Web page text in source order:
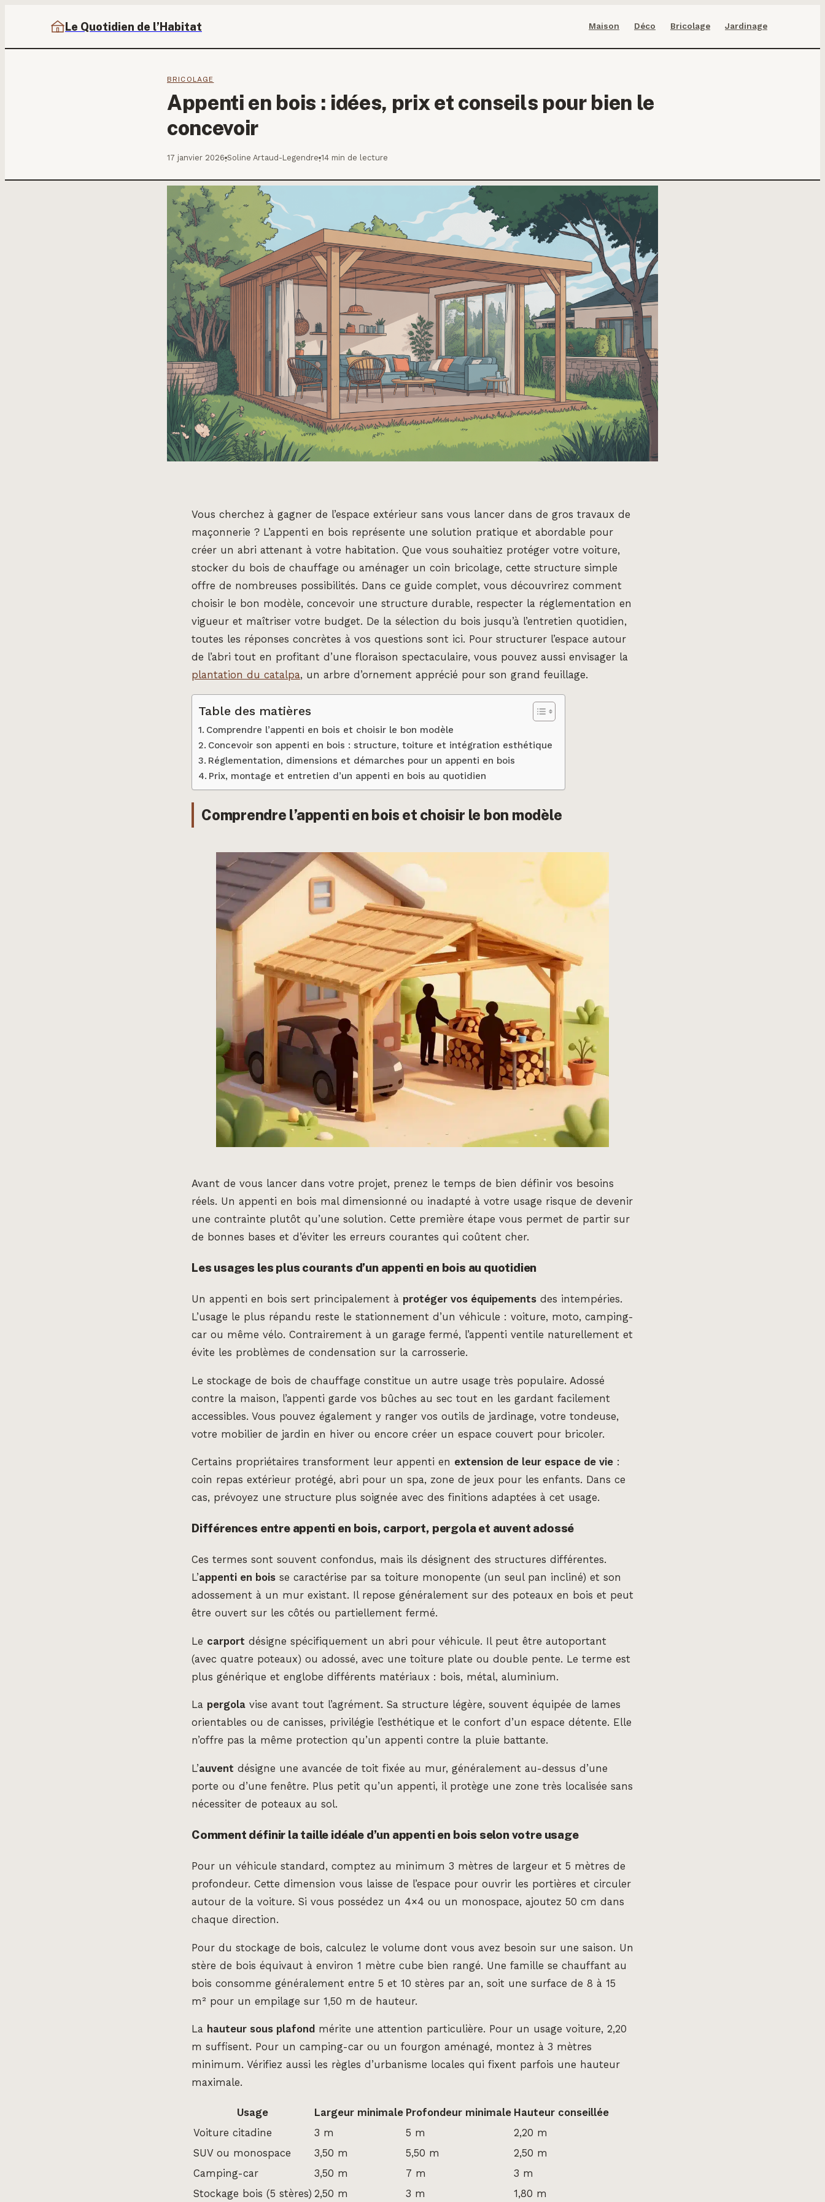
Le Quotidien de l’Habitat Maison Déco Bricolage Jardinage
BRICOLAGE
Appenti en bois : idées, prix et conseils pour bien le
concevoir
17 janvier 2026·Soline Artaud-Legendre·14 min de lecture
Vous cherchez à gagner de l’espace extérieur sans vous lancer dans de gros travaux de
maçonnerie ? L’appenti en bois représente une solution pratique et abordable pour
créer un abri attenant à votre habitation. Que vous souhaitiez protéger votre voiture,
stocker du bois de chauffage ou aménager un coin bricolage, cette structure simple
offre de nombreuses possibilités. Dans ce guide complet, vous découvrirez comment
choisir le bon modèle, concevoir une structure durable, respecter la réglementation en
vigueur et maîtriser votre budget. De la sélection du bois jusqu’à l’entretien quotidien,
toutes les réponses concrètes à vos questions sont ici. Pour structurer l’espace autour
de l’abri tout en profitant d’une floraison spectaculaire, vous pouvez aussi envisager la
plantation du catalpa, un arbre d’ornement apprécié pour son grand feuillage.
Table des matières
Comprendre l’appenti en bois et choisir le bon modèle
Concevoir son appenti en bois : structure, toiture et intégration esthétique
Réglementation, dimensions et démarches pour un appenti en bois
Prix, montage et entretien d’un appenti en bois au quotidien
Comprendre l’appenti en bois et choisir le bon modèle
Avant de vous lancer dans votre projet, prenez le temps de bien définir vos besoins
réels. Un appenti en bois mal dimensionné ou inadapté à votre usage risque de devenir
une contrainte plutôt qu’une solution. Cette première étape vous permet de partir sur
de bonnes bases et d’éviter les erreurs courantes qui coûtent cher.
Les usages les plus courants d’un appenti en bois au quotidien
Un appenti en bois sert principalement à protéger vos équipements des intempéries.
L’usage le plus répandu reste le stationnement d’un véhicule : voiture, moto, camping-
car ou même vélo. Contrairement à un garage fermé, l’appenti ventile naturellement et
évite les problèmes de condensation sur la carrosserie.
Le stockage de bois de chauffage constitue un autre usage très populaire. Adossé
contre la maison, l’appenti garde vos bûches au sec tout en les gardant facilement
accessibles. Vous pouvez également y ranger vos outils de jardinage, votre tondeuse,
votre mobilier de jardin en hiver ou encore créer un espace couvert pour bricoler.
Certains propriétaires transforment leur appenti en extension de leur espace de vie :
coin repas extérieur protégé, abri pour un spa, zone de jeux pour les enfants. Dans ce
cas, prévoyez une structure plus soignée avec des finitions adaptées à cet usage.
Différences entre appenti en bois, carport, pergola et auvent adossé
Ces termes sont souvent confondus, mais ils désignent des structures différentes.
L’appenti en bois se caractérise par sa toiture monopente (un seul pan incliné) et son
adossement à un mur existant. Il repose généralement sur des poteaux en bois et peut
être ouvert sur les côtés ou partiellement fermé.
Le carport désigne spécifiquement un abri pour véhicule. Il peut être autoportant
(avec quatre poteaux) ou adossé, avec une toiture plate ou double pente. Le terme est
plus générique et englobe différents matériaux : bois, métal, aluminium.
La pergola vise avant tout l’agrément. Sa structure légère, souvent équipée de lames
orientables ou de canisses, privilégie l’esthétique et le confort d’un espace détente. Elle
n’offre pas la même protection qu’un appenti contre la pluie battante.
L’auvent désigne une avancée de toit fixée au mur, généralement au-dessus d’une
porte ou d’une fenêtre. Plus petit qu’un appenti, il protège une zone très localisée sans
nécessiter de poteaux au sol.
Comment définir la taille idéale d’un appenti en bois selon votre usage
Pour un véhicule standard, comptez au minimum 3 mètres de largeur et 5 mètres de
profondeur. Cette dimension vous laisse de l’espace pour ouvrir les portières et circuler
autour de la voiture. Si vous possédez un 4×4 ou un monospace, ajoutez 50 cm dans
chaque direction.
Pour du stockage de bois, calculez le volume dont vous avez besoin sur une saison. Un
stère de bois équivaut à environ 1 mètre cube bien rangé. Une famille se chauffant au
bois consomme généralement entre 5 et 10 stères par an, soit une surface de 8 à 15
m² pour un empilage sur 1,50 m de hauteur.
La hauteur sous plafond mérite une attention particulière. Pour un usage voiture, 2,20
m suffisent. Pour un camping-car ou un fourgon aménagé, montez à 3 mètres
minimum. Vérifiez aussi les règles d’urbanisme locales qui fixent parfois une hauteur
maximale.
Usage Largeur minimale Profondeur minimale Hauteur conseillée
Voiture citadine
3 m 5 m
2,20 m
SUV ou monospace
3,50 m 5,50 m
2,50 m
Camping-car
3,50 m 7 m
3 m
Stockage bois (5 stères) 2,50 m 3 m 1,80 m